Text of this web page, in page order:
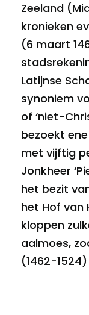
Zeeland
kronieken
(6 maart
Latijnse
synoniem
of ‘niet-
bezoekt
met vijftig
Jonkheer
het bezit
het Hof van
kloppen
aalmoes,
(1462-